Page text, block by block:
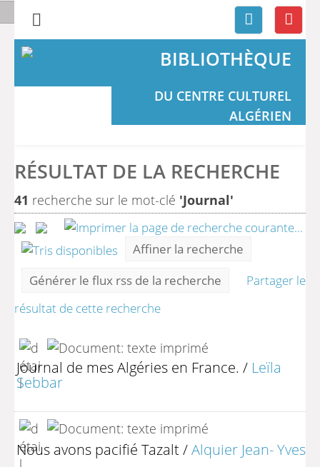
BIBLIOTHÈQUE
DU CENTRE CULTUREL
ALGÉRIEN
RÉSULTAT DE LA RECHERCHE
41 recherche sur le mot-clé 'Journal'
Affiner la recherche
Générer le flux rss de la recherche
Partager le
résultat de cette recherche
Journal de mes Algéries en France. / Leïla
Sebbar
Nous avons pacifié Tazalt/Alquier Jean- Yves